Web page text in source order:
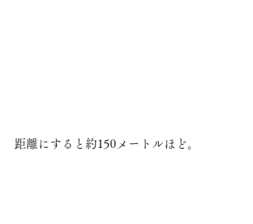
距離にすると約150メートルほど。